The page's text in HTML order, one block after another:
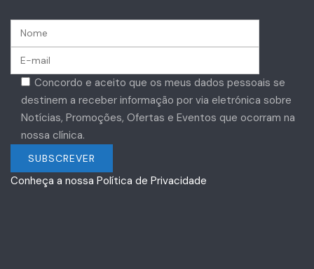
Concordo e aceito que os meus dados pessoais se
destinem a receber informação por via eletrónica sobre
Notícias, Promoções, Ofertas e Eventos que ocorram na
nossa clínica.
Conheça a nossa Política de Privacidade